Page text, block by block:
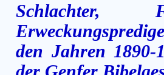
Schlachter,
den Jahren 1890-